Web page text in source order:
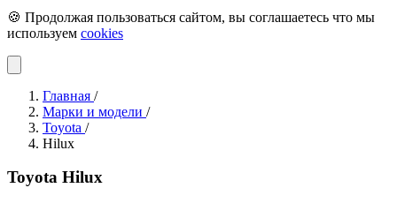
🍪 Продолжая пользоваться сайтом, вы соглашаетесь что мы
используем cookies
Главная /
Марки и модели /
Toyota /
Hilux
Toyota Hilux